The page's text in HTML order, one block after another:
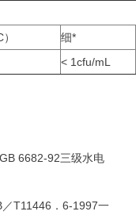
细*
< 1cfu/mL
6682-92三级水电
T11446．6-1997一